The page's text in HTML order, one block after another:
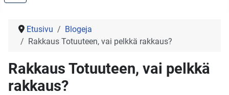
Etusivu
Blogeja
Rakkaus Totuuteen, vai pelkkä rakkaus?
Rakkaus Totuuteen, vai pelkkä
rakkaus?